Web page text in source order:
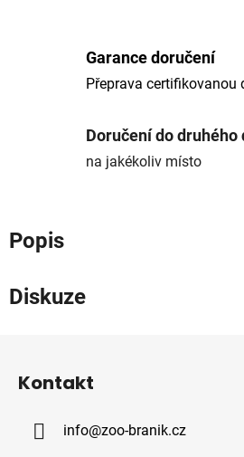
Garance doručení
Přeprava certifikovanou
Doručení do druhého
na jakékoliv místo
Popis
Diskuze
Kontakt
info@zoo-branik.cz